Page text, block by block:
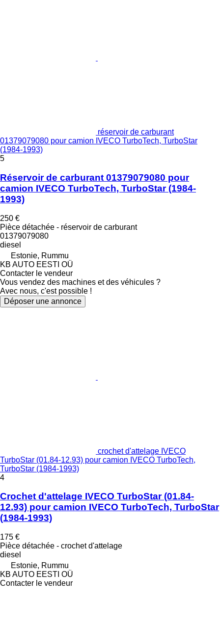
réservoir de carburant
01379079080 pour camion IVECO TurboTech, TurboStar
(1984-1993)
5
Réservoir de carburant 01379079080 pour
camion IVECO TurboTech, TurboStar (1984-
1993)
250 €
Pièce détachée - réservoir de carburant
01379079080
diesel
Estonie, Rummu
KB AUTO EESTI OÜ
Contacter le vendeur
Vous vendez des machines et des véhicules ?
Avec nous, c'est possible !
Déposer une annonce
crochet d'attelage IVECO
TurboStar (01.84-12.93) pour camion IVECO TurboTech,
TurboStar (1984-1993)
4
Crochet d'attelage IVECO TurboStar (01.84-
12.93) pour camion IVECO TurboTech, TurboStar
(1984-1993)
175 €
Pièce détachée - crochet d'attelage
diesel
Estonie, Rummu
KB AUTO EESTI OÜ
Contacter le vendeur